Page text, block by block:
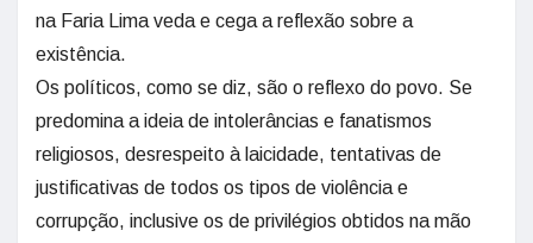
na Faria Lima veda e cega a reflexão sobre a
existência.
Os políticos, como se diz, são o reflexo do povo. Se
predomina a ideia de intolerâncias e fanatismos
religiosos, desrespeito à laicidade, tentativas de
justificativas de todos os tipos de violência e
corrupção, inclusive os de privilégios obtidos na mão